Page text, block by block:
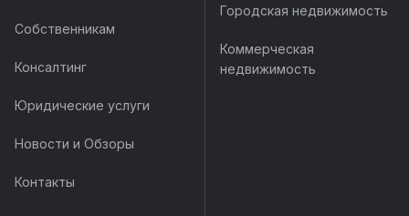
Собственникам
Консалтинг
Юридические услуги
Новости и Обзоры
Контакты
Городская недвижимость
Коммерческая
недвижимость